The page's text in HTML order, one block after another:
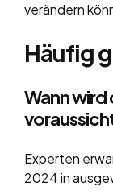
verändern
Häufig
Wann wird
Experten
2024 in